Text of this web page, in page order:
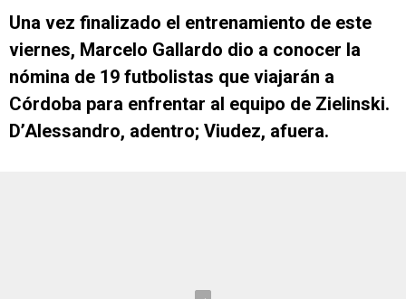
Una vez finalizado el entrenamiento de este
viernes, Marcelo Gallardo dio a conocer la
nómina de 19 futbolistas que viajarán a
Córdoba para enfrentar al equipo de Zielinski.
D’Alessandro, adentro; Viudez, afuera.